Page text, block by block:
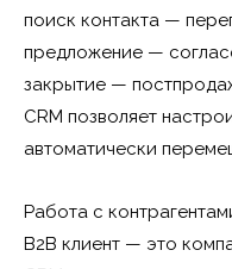
поиск контакта —
предложение —
закрытие —
CRM позволяет
автоматически
Работа с
B2B клиент — это